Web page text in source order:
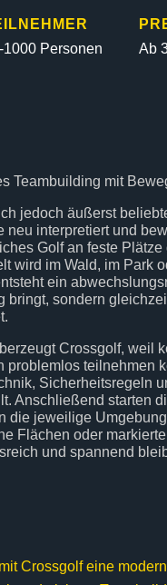
1000 Personen
Ab
Teambuilding mit
jedoch äußerst
neu interpretiert und
Golf an feste
wird im Wald, im Park
ein
bringt, sondern
Crossgolf, weil
problemlos teilnehmen
Sicherheitsregeln
Anschließend starten
die jeweilige
Flächen oder
und spannend
Crossgolf eine